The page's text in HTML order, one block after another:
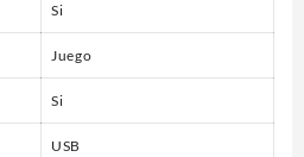
Si
Juego
Si
USB